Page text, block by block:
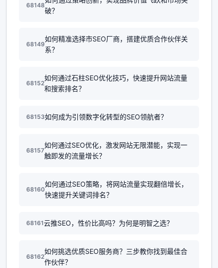
68148
破？
68149
如何精准选择市SEO厂商，搭建优质合作伙伴关
系？
68152
如何通过石柱SEO优化技巧，快速提升网站流量
和搜索排名？
68153如何成为引领数字化转型的SEO领航者？
68157
如何通过SEO优化，激发网站无限潜能，实现一
触即发的流量增长？
68160
如何通过SEO策略，将网站流量实现翻倍增长，
快速提升关键词排名？
68161云推SEO，性价比高吗？为何是明智之选？
68162
如何挑选优质SEO服务商？三步教你找到最佳合
作伙伴？